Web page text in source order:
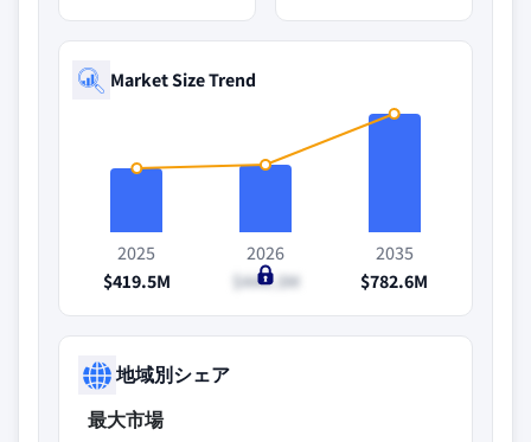
Market Size Trend
2025
$419.5M
2026
$444.3M
2035
$782.6M
地域別シェア
最大市場